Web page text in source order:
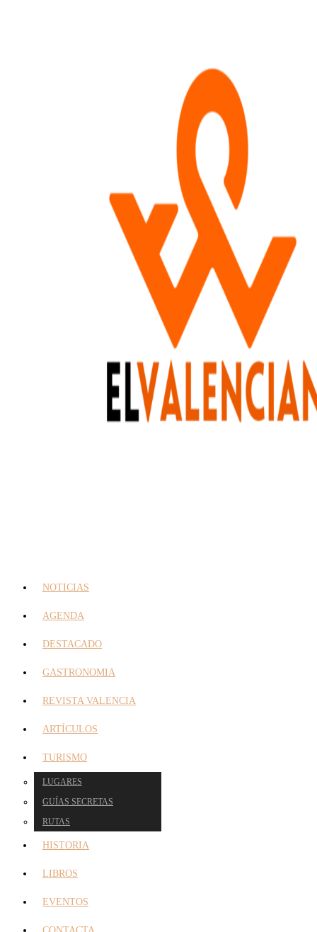
NOTICIAS
AGENDA
DESTACADO
GASTRONOMIA
REVISTA VALENCIA
ARTÍCULOS
TURISMO
LUGARES
GUÍAS SECRETAS
RUTAS
HISTORIA
LIBROS
EVENTOS